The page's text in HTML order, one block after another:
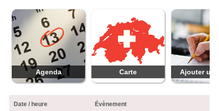
Agenda Carte Ajouter
Date / heure Évènement